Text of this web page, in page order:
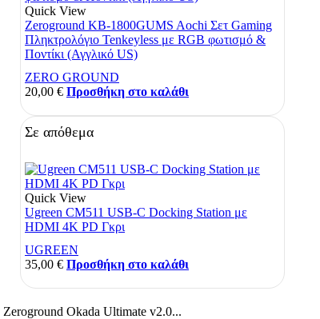
Quick View
Zeroground KB-1800GUMS Aochi Σετ Gaming
Πληκτρολόγιο Tenkeyless με RGB φωτισμό &
Ποντίκι (Αγγλικό US)
ZERO GROUND
20,00 € Προσθήκη στο καλάθι
Σε απόθεμα
Quick View
Ugreen CM511 USB-C Docking Station με
HDMI 4K PD Γκρι
UGREEN
35,00 € Προσθήκη στο καλάθι
Zeroground Okada Ultimate v2.0...